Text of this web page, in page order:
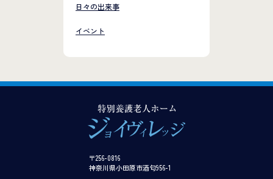
日々の出来事
イベント
〒256-0816
神奈川県小田原市酒匂956-1